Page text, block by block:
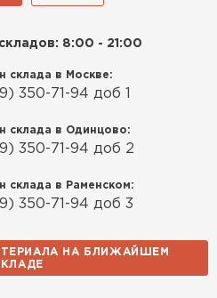
8:00 - 21:00
склада в Москве:
350-71-94 доб 1
склада в Одинцово:
350-71-94 доб 2
склада в Раменском:
350-71-94 доб 3
НА БЛИЖАЙШЕМ